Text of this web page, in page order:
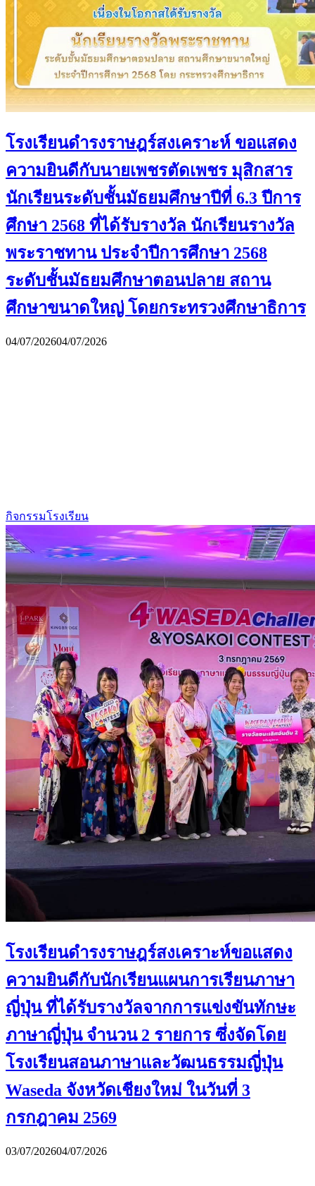
โรงเรียนดำรงราษฎร์สงเคราะห์ ขอแสดง
ความยินดีกับนายเพชรตัดเพชร มุสิกสาร
นักเรียนระดับชั้นมัธยมศึกษาปีที่ 6.3 ปีการ
ศึกษา 2568 ที่ได้รับรางวัล นักเรียนรางวัล
พระราชทาน ประจำปีการศึกษา 2568
ระดับชั้นมัธยมศึกษาตอนปลาย สถาน
ศึกษาขนาดใหญ่ โดยกระทรวงศึกษาธิการ
04/07/202604/07/2026
กิจกรรมโรงเรียน
โรงเรียนดำรงราษฎร์สงเคราะห์ขอแสดง
ความยินดีกับนักเรียนแผนการเรียนภาษา
ญี่ปุ่น ที่ได้รับรางวัลจากการแข่งขันทักษะ
ภาษาญี่ปุ่น จำนวน 2 รายการ ซึ่งจัดโดย
โรงเรียนสอนภาษาและวัฒนธรรมญี่ปุ่น
Waseda จังหวัดเชียงใหม่ ในวันที่ 3
กรกฎาคม 2569
03/07/202604/07/2026